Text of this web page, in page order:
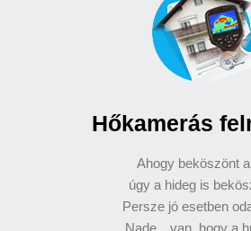
Hőkamerás
Ahogy beköszönt
úgy a hideg is
Persze jó esetben
Nade…van, hogy a